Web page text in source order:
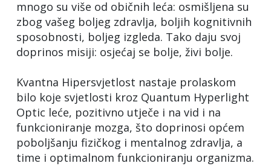
mnogo su više od običnih leća: osmišljena su
zbog vašeg boljeg zdravlja, boljih kognitivnih
sposobnosti, boljeg izgleda. Tako daju svoj
doprinos misiji: osjećaj se bolje, živi bolje.
Kvantna Hipersvjetlost nastaje prolaskom
bilo koje svjetlosti kroz Quantum Hyperlight
Optic leće, pozitivno utječe i na vid i na
funkcioniranje mozga, što doprinosi općem
poboljšanju fizičkog i mentalnog zdravlja, a
time i optimalnom funkcioniranju organizma.